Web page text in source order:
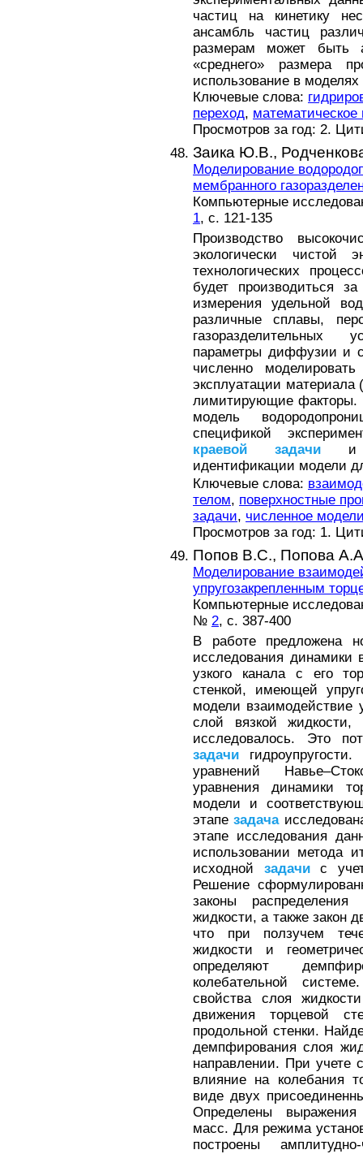
частиц на кинетику
ансамбль частиц
размерам может быть
«среднего» размера
использование в
Ключевые слова:
переход,
Просмотров за год: 2.
Заика Ю.В.,
Моделирование
мембранного
Компьютерные
1, с. 121-135
Производство
экологически чистой
технологических
будет производиться
измерения удельной
различные сплавы,
газоразделительных
параметры диффузии и
численно
эксплуатации материала
лимитирующие факторы.
модель
спецификой
краевой
задачии
идентификации модели
Ключевые слова:
телом, поверхностные
задачи, численное
Просмотров за год: 1.
Попов В.С., Попова
Моделирование
упругозакрепленным
Компьютерные
№ 2, с. 387-400
В работе предложена
исследования динамики
узкого канала с его
стенкой, имеющей
модели взаимодействие
слой вязкой
исследовалось. Это
задачи
уравнений
уравнения динамики
модели и
этапезадача
этапе исследования
использовании метода
исходной задачис
Решение
законы
жидкости, а также закон
что при ползучем
жидкости и
определяют
колебательной
свойства слоя
движения торцевой
продольной стенки.
демпфирования слоя
направлении. При учете
влияние на колебания
виде двух
Определены
масс. Для режима
построены